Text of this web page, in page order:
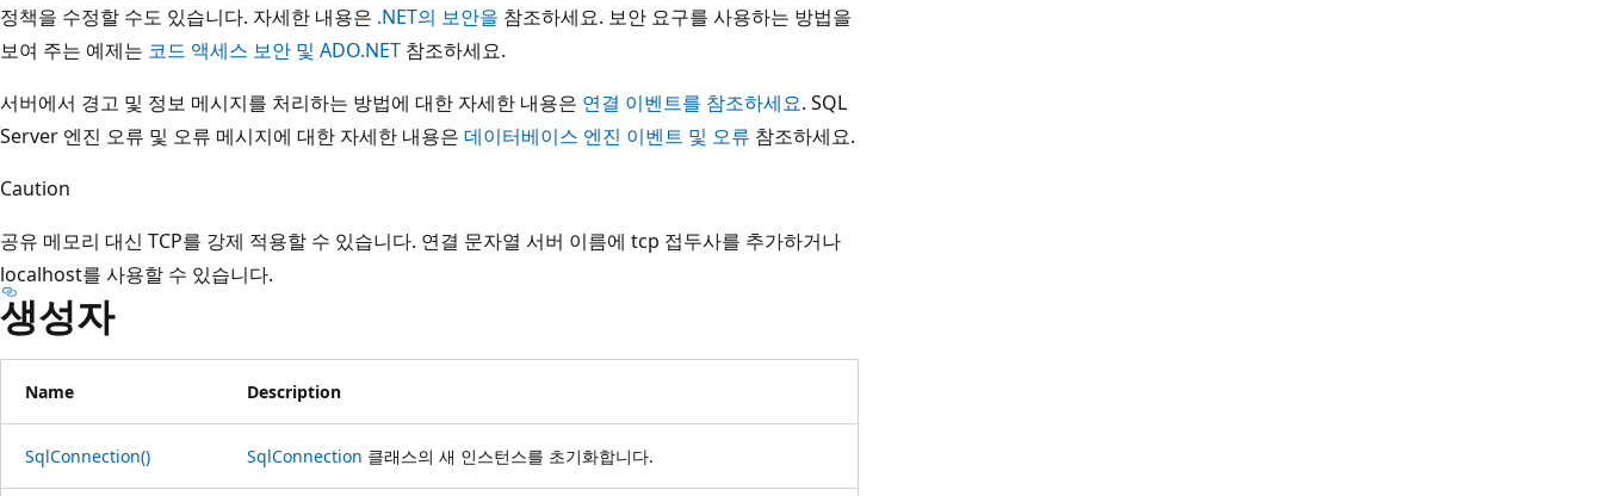
정책을 수정할 수도 있습니다. 자세한 내용은 .NET의 보안을 참조하세요. 보안 요구를 사용하는 방법을
보여 주는 예제는 코드 액세스 보안 및 ADO.NET 참조하세요.
서버에서 경고 및 정보 메시지를 처리하는 방법에 대한 자세한 내용은 연결 이벤트를 참조하세요. SQL
Server 엔진 오류 및 오류 메시지에 대한 자세한 내용은 데이터베이스 엔진 이벤트 및 오류 참조하세요.
Caution
공유 메모리 대신 TCP를 강제 적용할 수 있습니다. 연결 문자열 서버 이름에 tcp 접두사를 추가하거나
localhost를 사용할 수 있습니다.
생성자
Name Description
SqlConnection() SqlConnection 클래스의 새 인스턴스를 초기화합니다.